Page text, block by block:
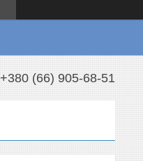
+380 (66) 905-68-51